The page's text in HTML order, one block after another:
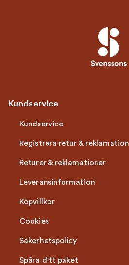
Kundservice
Kundservice
Registrera retur & reklamation
Returer & reklamationer
Leveransinformation
Köpvillkor
Cookies
Säkerhetspolicy
Spåra ditt paket